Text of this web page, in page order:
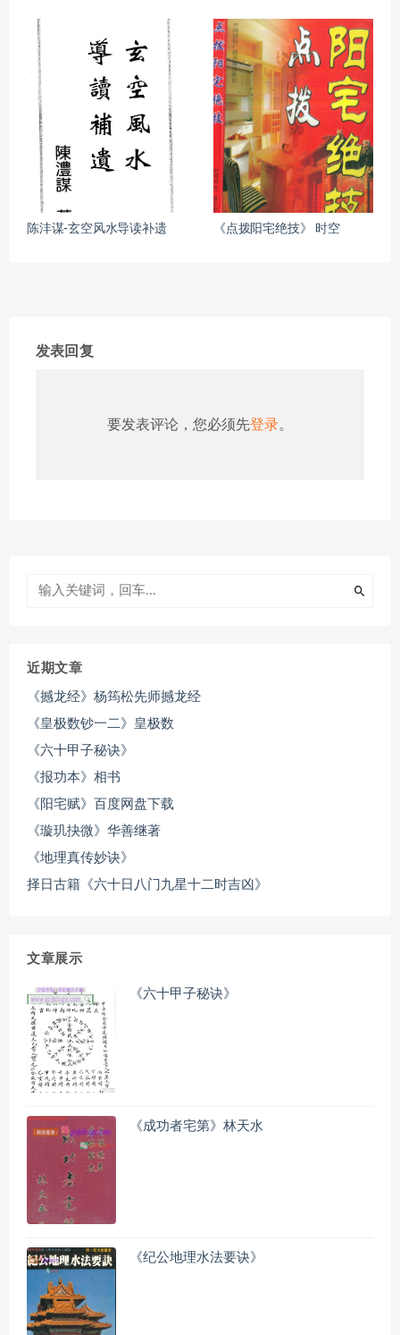
陈沣谋-玄空风水导读补遗 《点拨阳宅绝技》 时空
发表回复
要发表评论，您必须先登录。
近期文章
《撼龙经》杨筠松先师撼龙经
《皇极数钞一二》皇极数
《六十甲子秘诀》
《报功本》相书
《阳宅赋》百度网盘下载
《璇玑抉微》华善继著
《地理真传妙诀》
择日古籍《六十日八门九星十二时吉凶》
文章展示
《六十甲子秘诀》
《成功者宅第》林天水
《纪公地理水法要诀》